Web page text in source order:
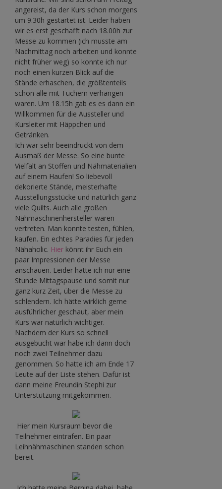
angereist, da der Kurs schon morgens
um 9.30h gestartet ist. Leider haben
wir es erst geschafft nach 18.00h zur
Messe zu kommen (ich musste am
Nachmittag noch arbeiten und konnte
nicht früher weg) so konnte ich nur
noch einen kurzen Blick auf die
Stände erhaschen, die größtenteils
schon alle mit Tüchern verhangen
waren. Um 18.15h gab es es dann ein
Willkommen für die Aussteller und
Kursleiter mit Häppchen und
Getränken.
Ich war sehr beeindruckt von dem
Ausmaß der Messe. So eine bunte
Vielfalt an Stoffen und Nähmaterialien
auf einem Haufen! So liebevoll
dekorierte Stände, meisterhafte
Ausstellungsstücke und natürlich ganz
viele Quilts. Auch alle großen
Nähmaschinenhersteller waren
vertreten. Man konnte testen, fühlen,
kaufen. Ein echtes Paradies für jeden
Nähaholic. Hier könnt ihr Euch ein
paar Impressionen der Messe
anschauen. Leider hatte ich nur eine
Stunde Mittagspause und somit nur
ganz kurz Zeit, über die Messe zu
schlendern. Ich hätte wirklich gerne
ausführlicher geschaut, aber mein
Kurs war natürlich wichtiger.
Nachdem der Kurs so schnell
ausgebucht war habe ich dann doch
noch zwei Teilnehmer dazu
genommen. So hatte ich am Ende 17
Leute auf der Liste stehen. Dafür ist
dann meine Freundin Stephi zur
Unterstützung mitgekommen.
Hier mein Kursraum bevor die
Teilnehmer eintrafen. Ein paar
Leihnähmaschinen standen schon
bereit.